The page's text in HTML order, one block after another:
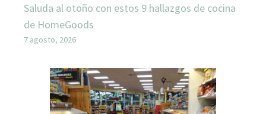
Saluda al otoño con estos 9 hallazgos de cocina
de HomeGoods
7 agosto, 2026